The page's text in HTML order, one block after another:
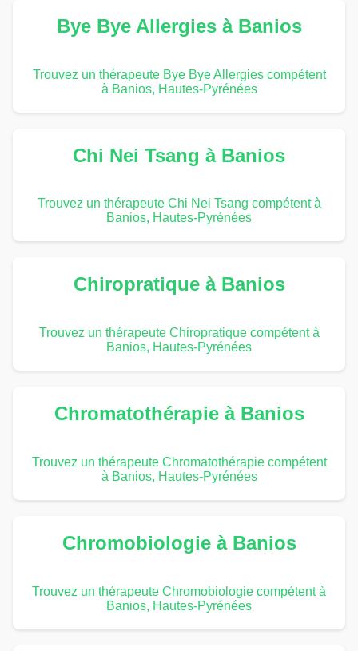
Bye Bye Allergies à Banios
Trouvez un thérapeute Bye Bye Allergies compétent
à Banios, Hautes-Pyrénées
Chi Nei Tsang à Banios
Trouvez un thérapeute Chi Nei Tsang compétent à
Banios, Hautes-Pyrénées
Chiropratique à Banios
Trouvez un thérapeute Chiropratique compétent à
Banios, Hautes-Pyrénées
Chromatothérapie à Banios
Trouvez un thérapeute Chromatothérapie compétent
à Banios, Hautes-Pyrénées
Chromobiologie à Banios
Trouvez un thérapeute Chromobiologie compétent à
Banios, Hautes-Pyrénées